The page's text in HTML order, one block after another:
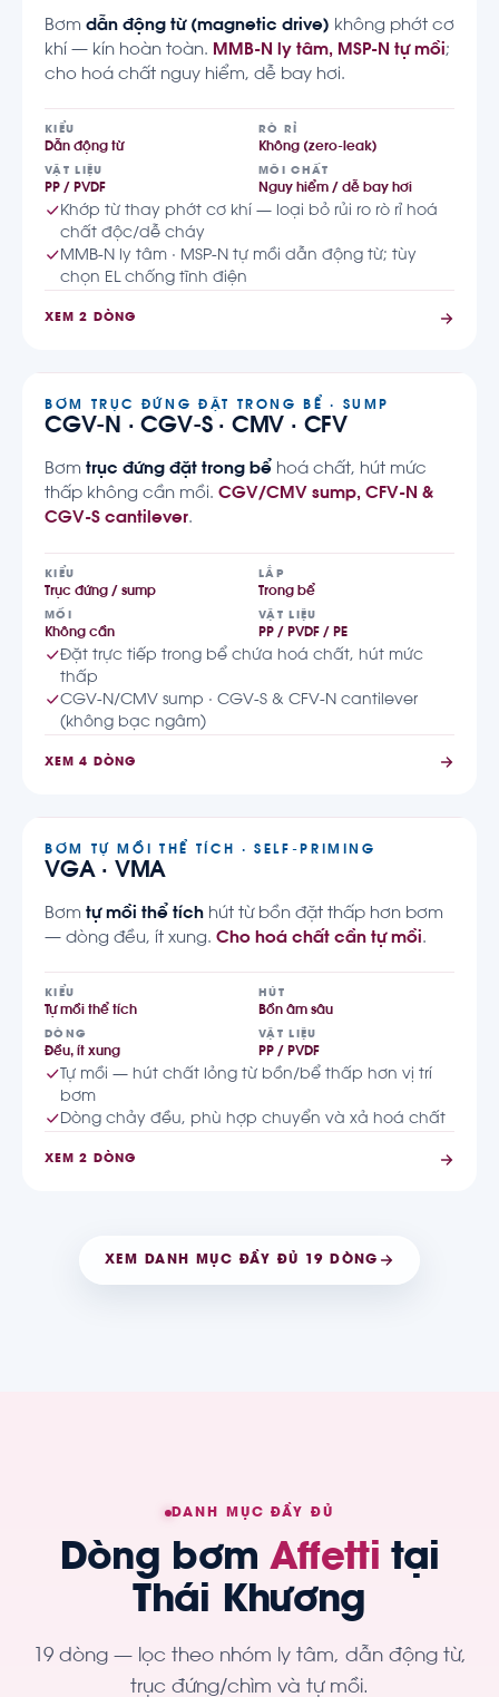
Bơm dẫn động từ (magnetic drive) không phớt cơ
khí — kín hoàn toàn. MMB-N ly tâm, MSP-N tự mồi;
cho hoá chất nguy hiểm, dễ bay hơi.
KIỂU
Dẫn động từ
RÒ RỈ
Không (zero-leak)
VẬT LIỆU
PP / PVDF
MÔI CHẤT
Nguy hiểm / dễ bay hơi
Khớp từ thay phớt cơ khí — loại bỏ rủi ro rò rỉ hoá
chất độc/dễ cháy
MMB-N ly tâm · MSP-N tự mồi dẫn động từ; tùy
chọn EL chống tĩnh điện
XEM 2 DÒNG
BƠM TRỤC ĐỨNG ĐẶT TRONG BỂ · SUMP
CGV-N · CGV-S · CMV · CFV
Bơm trục đứng đặt trong bể hoá chất, hút mức
thấp không cần mồi. CGV/CMV sump, CFV-N &
CGV-S cantilever.
KIỂU
Trục đứng / sump
LẮP
Trong bể
MỒI
Không cần
VẬT LIỆU
PP / PVDF / PE
Đặt trực tiếp trong bể chứa hoá chất, hút mức
thấp
CGV-N/CMV sump · CGV-S & CFV-N cantilever
(không bạc ngâm)
XEM 4 DÒNG
BƠM TỰ MỒI THỂ TÍCH · SELF-PRIMING
VGA · VMA
Bơm tự mồi thể tích hút từ bồn đặt thấp hơn bơm
— dòng đều, ít xung. Cho hoá chất cần tự mồi.
KIỂU
Tự mồi thể tích
HÚT
Bồn âm sâu
DÒNG
Đều, ít xung
VẬT LIỆU
PP / PVDF
Tự mồi — hút chất lỏng từ bồn/bể thấp hơn vị trí
bơm
Dòng chảy đều, phù hợp chuyển và xả hoá chất
XEM 2 DÒNG
XEM DANH MỤC ĐẦY ĐỦ 19 DÒNG
DANH MỤC ĐẦY ĐỦ
Dòng bơm Affetti tại
Thái Khương
19 dòng — lọc theo nhóm ly tâm, dẫn động từ,
trục đứng/chìm và tự mồi.